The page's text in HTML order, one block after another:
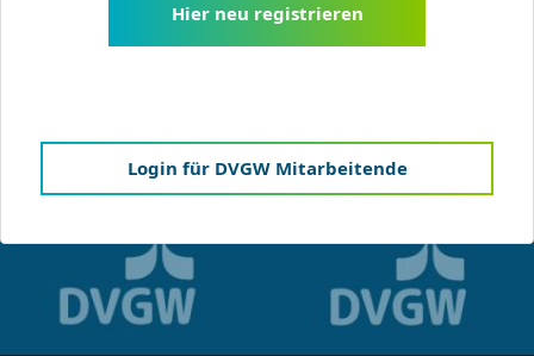
Hier neu registrieren
Login für DVGW Mitarbeitende